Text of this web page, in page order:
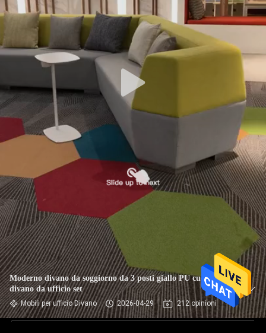
Moderno divano da soggiorno da 3 posti giallo PU cuoio
divano da ufficio set
Mobili per ufficio Divano 2026-04-29 212 opinioni